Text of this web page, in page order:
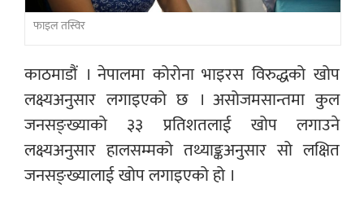
फाइल तस्विर
काठमाडौं । नेपालमा कोरोना भाइरस विरुद्धको खोप
लक्ष्यअनुसार लगाइएको छ । असोजमसान्तमा कुल
जनसङ्ख्याको ३३ प्रतिशतलाई खोप लगाउने
लक्ष्यअनुसार हालसम्मको तथ्याङ्कअनुसार सो लक्षित
जनसङ्ख्यालाई खोप लगाइएको हो ।